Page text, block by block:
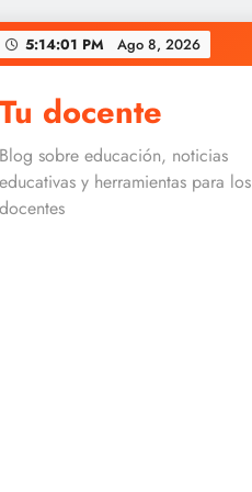
5:14:01 PM Ago 8, 2026
Tu docente
Blog sobre educación, noticias
educativas y herramientas para los
docentes